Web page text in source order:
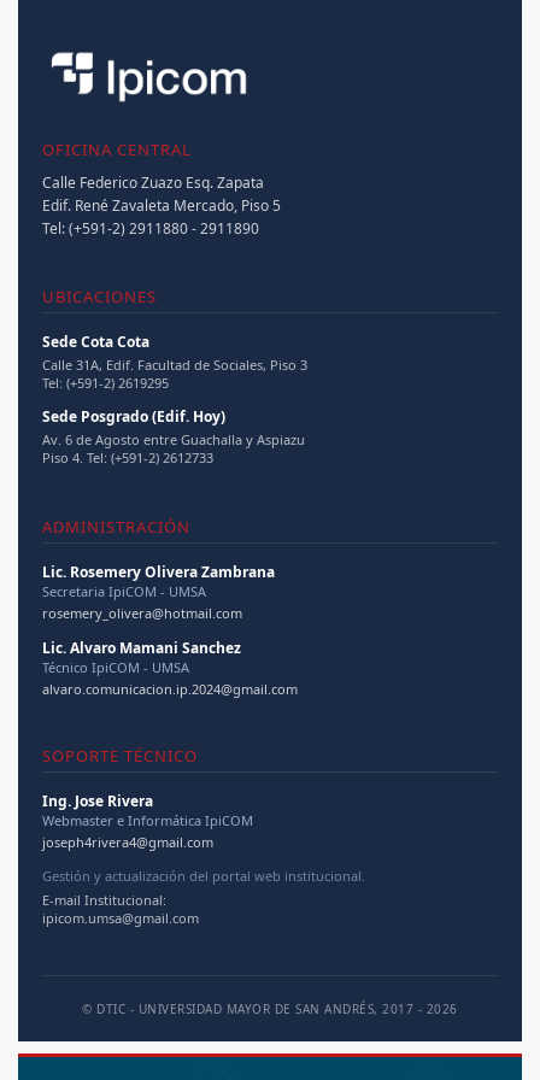
Autor de numerosos artículos y libros técnicos que son
referencia en el campo de la teoría de la comunicación
en la región.
Cerrar detalle ▲
OFICINA CENTRAL
Calle Federico Zuazo Esq. Zapata
Edif. René Zavaleta Mercado, Piso 5
Tel: (+591-2) 2911880 - 2911890
UBICACIONES
Sede Cota Cota
Calle 31A, Edif. Facultad de Sociales, Piso 3
Tel: (+591-2) 2619295
Sede Posgrado (Edif. Hoy)
Av. 6 de Agosto entre Guachalla y Aspiazu
Piso 4. Tel: (+591-2) 2612733
ADMINISTRACIÓN
Lic. Rosemery Olivera Zambrana
Secretaria IpiCOM - UMSA
rosemery_olivera@hotmail.com
Lic. Alvaro Mamani Sanchez
Técnico IpiCOM - UMSA
alvaro.comunicacion.ip.2024@gmail.com
SOPORTE TÉCNICO
Ing. Jose Rivera
Webmaster e Informática IpiCOM
joseph4rivera4@gmail.com
Gestión y actualización del portal web institucional.
E-mail Institucional:
ipicom.umsa@gmail.com
© DTIC - UNIVERSIDAD MAYOR DE SAN ANDRÉS, 2017 - 2026